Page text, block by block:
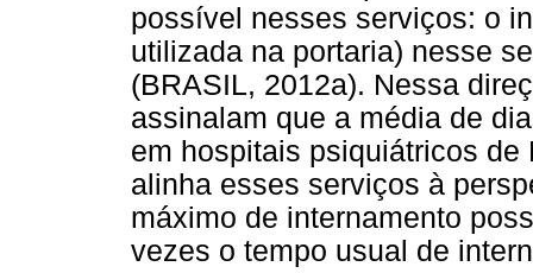
possível nesses serviços: o
utilizada na portaria) nesse
(BRASIL, 2012a). Nessa
assinalam que a média de
em hospitais psiquiátricos
alinha esses serviços à
máximo de internamento
vezes o tempo usual de